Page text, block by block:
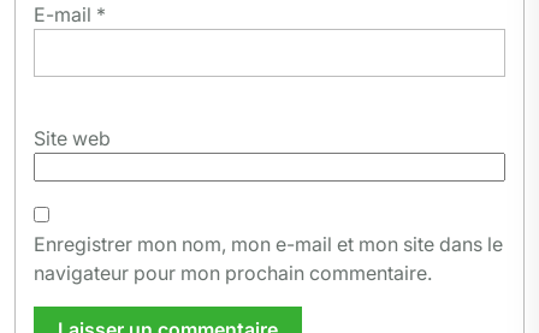
E-mail *
Site web
Enregistrer mon nom, mon e-mail et mon site dans le
navigateur pour mon prochain commentaire.